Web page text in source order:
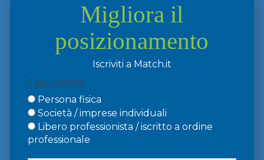
Migliora il
posizionamento
Iscriviti a Match.it
Tipo utente
Persona fisica
Società / imprese individuali
Libero professionista / iscritto a ordine
professionale